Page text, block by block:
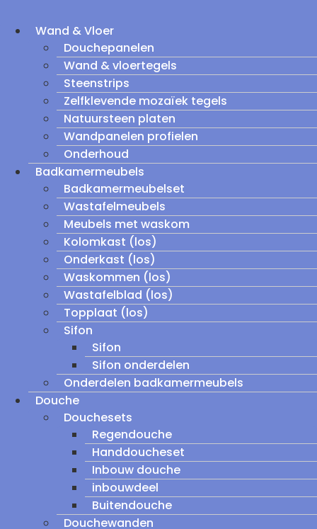
Wand & Vloer
Douchepanelen
Wand & vloertegels
Steenstrips
Zelfklevende mozaïek tegels
Natuursteen platen
Wandpanelen profielen
Onderhoud
Badkamermeubels
Badkamermeubelset
Wastafelmeubels
Meubels met waskom
Kolomkast (los)
Onderkast (los)
Waskommen (los)
Wastafelblad (los)
Topplaat (los)
Sifon
Sifon
Sifon onderdelen
Onderdelen badkamermeubels
Douche
Douchesets
Regendouche
Handdoucheset
Inbouw douche
inbouwdeel
Buitendouche
Douchewanden